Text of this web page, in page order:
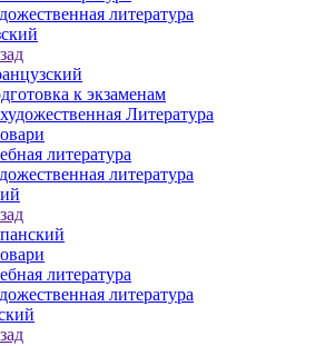
литература
к экзаменам
Литература
литература
литература
литература
литература